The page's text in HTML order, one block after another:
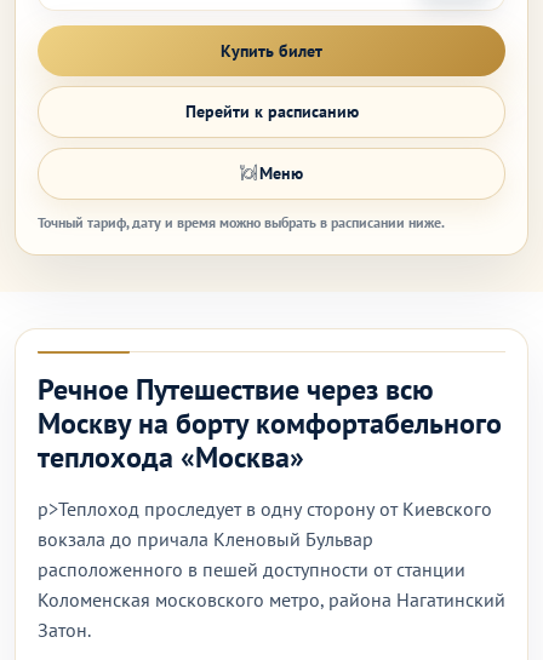
Купить билет
Перейти к расписанию
Меню
Точный тариф, дату и время можно выбрать в расписании ниже.
Речное Путешествие через всю
Москву на борту комфортабельного
теплохода «Москва»
p>Теплоход проследует в одну сторону от Киевского
вокзала до причала Кленовый Бульвар
расположенного в пешей доступности от станции
Коломенская московского метро, района Нагатинский
Затон.